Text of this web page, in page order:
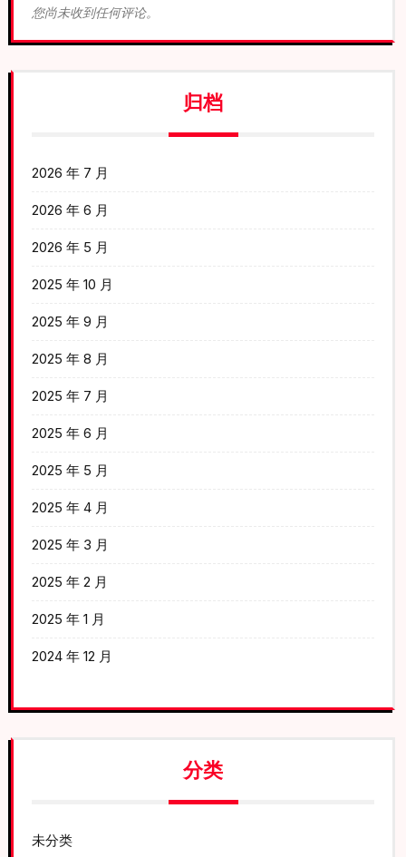
您尚未收到任何评论。
归档
2026 年 7 月
2026 年 6 月
2026 年 5 月
2025 年 10 月
2025 年 9 月
2025 年 8 月
2025 年 7 月
2025 年 6 月
2025 年 5 月
2025 年 4 月
2025 年 3 月
2025 年 2 月
2025 年 1 月
2024 年 12 月
分类
未分类